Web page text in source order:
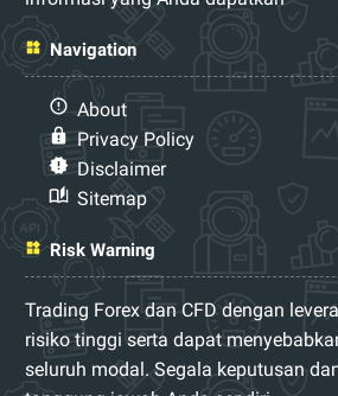
Navigation
About
Privacy Policy
Disclaimer
Sitemap
Risk Warning
Trading Forex dan CFD dengan
risiko tinggi serta dapat
seluruh modal. Segala keputusan